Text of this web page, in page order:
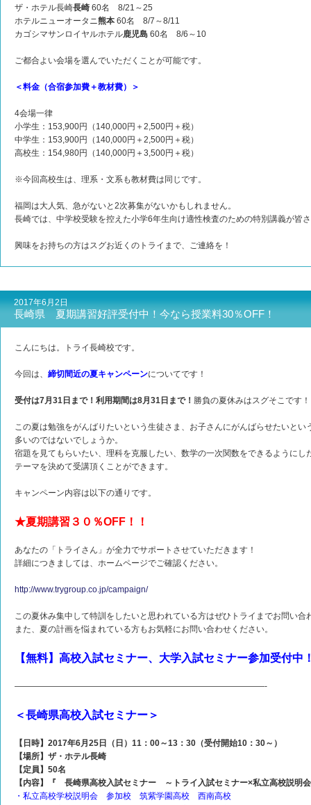
ザ・ホテル長崎長崎 60名 8/21～25
ホテルニューオータニ熊本 60名 8/7～8/11
カゴシマサンロイヤルホテル鹿児島 60名 8/6～10
ご都合よい会場を選んでいただくことが可能です。
＜料金（合宿参加費＋教材費）＞
4会場一律
小学生：153,900円（140,000円＋2,500円＋税）
中学生：153,900円（140,000円＋2,500円＋税）
高校生：154,980円（140,000円＋3,500円＋税）
※今回高校生は、理系・文系も教材費は同じです。
福岡は大人気、急がないと2次募集がないかもしれません。
長崎では、中学校受験を控えた小学6年生向け適性検査のための特別講義が皆
興味をお持ちの方はスグお近くのトライまで、ご連絡を！
2017年6月2日
長崎県 夏期講習好評受付中！今なら授業料30％OFF！
こんにちは。トライ長崎校です。
今回は、 締切間近の夏キャンペーンについてです！
受付は7月31日まで！利用期間は8月31日まで！ 勝負の夏休みはスグそこです！
この夏は勉強をがんばりたいという生徒さま、お子さんにがんばらせたいとい
多いのではないでしょうか。
宿題を見てもらいたい、理科を克服したい、数学の一次関数をできるようにし
テーマを決めて受講頂くことができます。
キャンペーン内容は以下の通りです。
★夏期講習３０％OFF！！
あなたの「トライさん」が全力でサポートさせていただきます！
詳細につきましては、ホームページでご確認ください。
http://www.trygroup.co.jp/campaign/
この夏休み集中して特訓をしたいと思われている方はぜひトライまでお問い合
また、夏の計画を悩まれている方もお気軽にお問い合わせください。
【無料】高校入試セミナー、大学入試セミナー参加受付中
——————————————————————————————-
＜長崎県高校入試セミナー＞
【日時】2017年6月25日（日）11：00～13：30（受付開始10：30～）
【場所】ザ・ホテル長崎
【定員】50名
【内容】『 長崎県高校入試セミナー ～トライ入試セミナー×私立高校説明
・私立高校学校説明会 参加校 筑紫学園高校 西南高校